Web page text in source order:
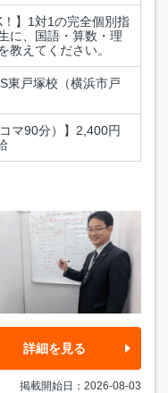
！】1対1の完全個別指
に、国語・算数・理
教えてください。
東戸塚校（横浜市戸
マ90分）】2,400円
詳細を見る
掲載開始日：2026-08-03